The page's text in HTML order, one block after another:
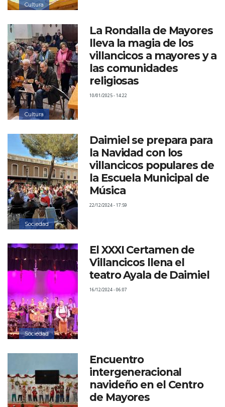
Cultura
Cultura
La Rondalla de Mayores
lleva la magia de los
villancicos a mayores y a
las comunidades
religiosas
10/01/2025 - 14:22
Sociedad
Daimiel se prepara para
la Navidad con los
villancicos populares de
la Escuela Municipal de
Música
22/12/2024 - 17:59
Sociedad
El XXXI Certamen de
Villancicos llena el
teatro Ayala de Daimiel
16/12/2024 - 06:07
Encuentro
intergeneracional
navideño en el Centro
de Mayores